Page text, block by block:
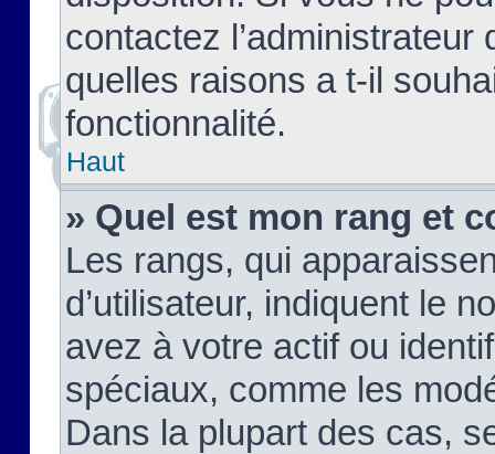
contactez
quelles raisons a t-il
fonctionnalité.
Haut
» Quel est mon rang et
Les rangs, qui
d’utilisateur, indiquent le
avez à votre actif ou
spéciaux, comme les
Dans la plupart des cas,